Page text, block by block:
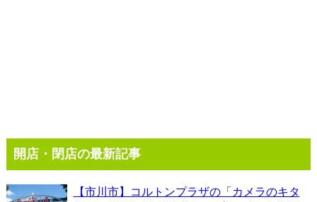
開店・閉店の最新記事
【市川市】コルトンプラザの「カメラのキタ